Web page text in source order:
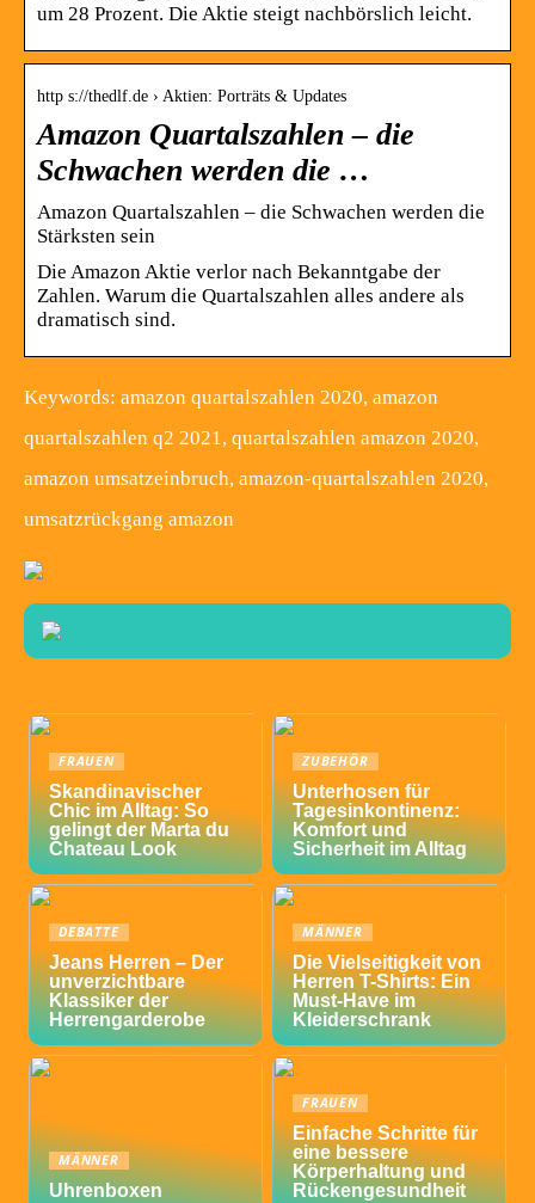
um 28 Prozent. Die Aktie steigt nachbörslich leicht.
http s://thedlf.de › Aktien: Porträts & Updates
Amazon Quartalszahlen – die
Schwachen werden die …
Amazon Quartalszahlen – die Schwachen werden die
Stärksten sein
Die Amazon Aktie verlor nach Bekanntgabe der
Zahlen. Warum die Quartalszahlen alles andere als
dramatisch sind.
Keywords: amazon quartalszahlen 2020, amazon
quartalszahlen q2 2021, quartalszahlen amazon 2020,
amazon umsatzeinbruch, amazon-quartalszahlen 2020,
umsatzrückgang amazon
FRAUEN
Skandinavischer
Chic im Alltag: So
gelingt der Marta du
Chateau Look
ZUBEHÖR
Unterhosen für
Tagesinkontinenz:
Komfort und
Sicherheit im Alltag
DEBATTE
Jeans Herren – Der
unverzichtbare
Klassiker der
Herrengarderobe
MÄNNER
Die Vielseitigkeit von
Herren T-Shirts: Ein
Must-Have im
Kleiderschrank
MÄNNER
Uhrenboxen
FRAUEN
Einfache Schritte für
eine bessere
Körperhaltung und
Rückengesundheit